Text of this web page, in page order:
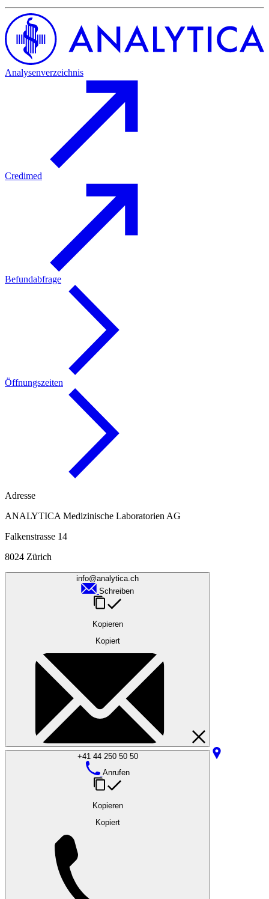
Analysenverzeichnis
Credimed
Befundabfrage
Öffnungszeiten
Adresse
ANALYTICA Medizinische Laboratorien AG
Falkenstrasse 14
8024 Zürich
info@analytica.ch
Schreiben
Kopieren
Kopiert
+41 44 250 50 50
Anrufen
Kopieren
Kopiert